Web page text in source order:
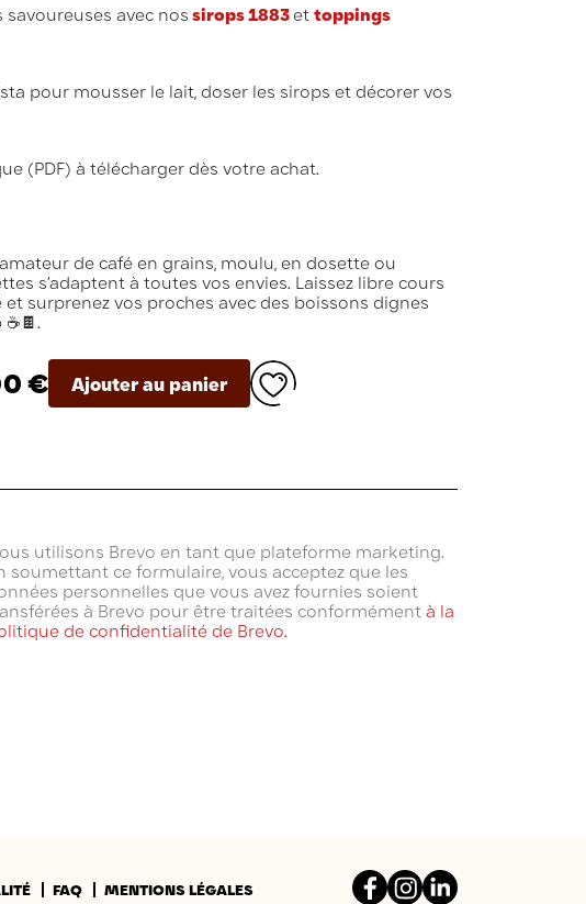
savoureuses avec nos sirops 1883 et toppings
pour mousser le lait, doser les sirops et décorer vos
(PDF) à télécharger dès votre achat.
de café en grains, moulu, en dosette ou
s’adaptent à toutes vos envies. Laissez libre cours
surprenez vos proches avec des boissons dignes
€ Ajouter au panier
utilisons Brevo en tant que plateforme marketing.
soumettant ce formulaire, vous acceptez que les
personnelles que vous avez fournies soient
à Brevo pour être traitées conformément à la
de confidentialité de Brevo.
FAQ MENTIONS LÉGALES Facebook
Instagram
LinkedIn